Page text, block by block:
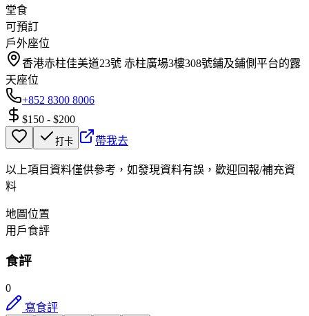
堂食
可預訂
戶外座位
香港赤柱佳美道23號 赤柱廣場3樓308號鋪及鋪側平台的露
天座位
+852 8300 8006
$150 - $200
打卡 帶我去
以上項目資料僅供參考，如發現資料有誤，歡迎回報/補充資
料
地圖位置
用戶食評
食評
0
寫食評